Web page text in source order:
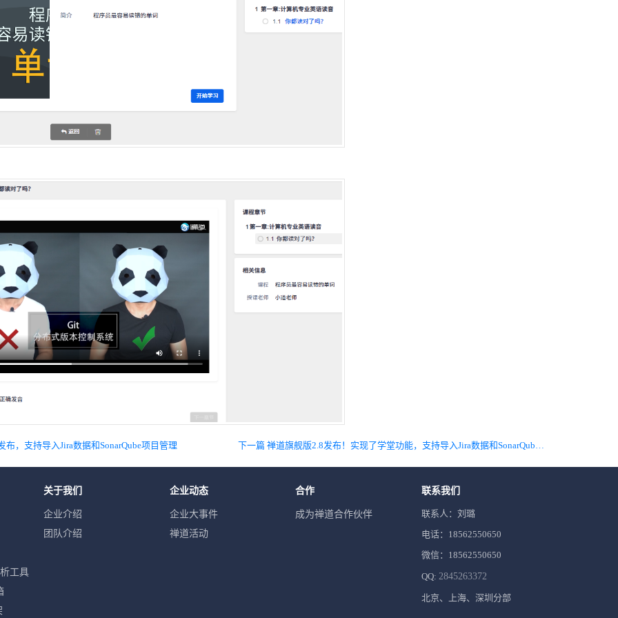
布，支持导入Jira数据和SonarQube项目管理 下一篇 禅道旗舰版2.8发布！实现了学堂功能，支持导入Jira数据和SonarQube项目管理
工具
关于我们
企业介绍
团队介绍
企业动态
企业大事件
禅道活动
合作
成为禅道合作伙伴
联系我们
联系人：刘璐
电话：18562550650
微信：18562550650
QQ:2845263372
北京、上海、深圳分部